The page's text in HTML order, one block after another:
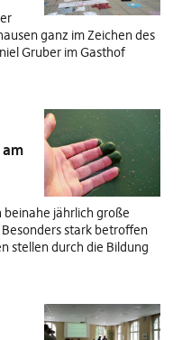
ganz im Zeichen des
Gruber im Gasthof
am
beinahe jährlich große
stark betroffen
stellen durch die Bildung